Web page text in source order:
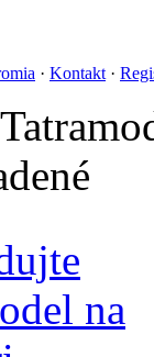
· Kontakt ·